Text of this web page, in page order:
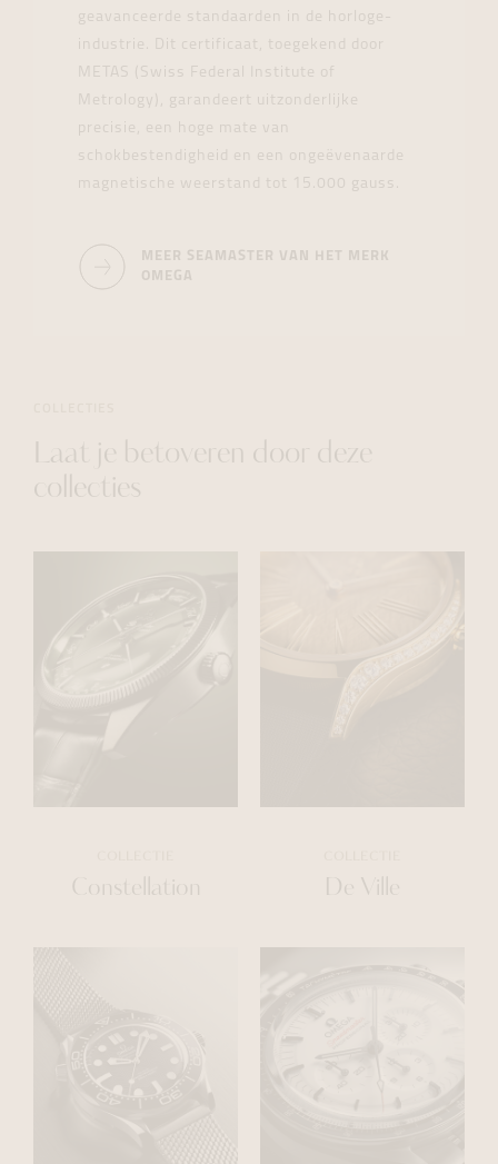
geavanceerde standaarden in de horloge-
industrie. Dit certificaat, toegekend door
METAS (Swiss Federal Institute of
Metrology), garandeert uitzonderlijke
precisie, een hoge mate van
schokbestendigheid en een ongeëvenaarde
magnetische weerstand tot 15.000 gauss.
MEER SEAMASTER VAN HET MERK
OMEGA
Laat je betoveren door deze
collecties
Constellation De Ville